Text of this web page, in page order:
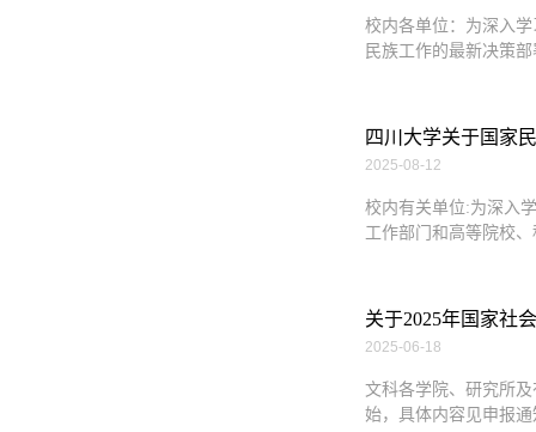
校内各单位：为深入
民族工作的最新决策
四川大学关于国家
2025-08-12
校内有关单位:为深入
工作部门和高等院校
关于2025年国家社
2025-06-18
文科各学院、研究所
始，具体内容见申报通